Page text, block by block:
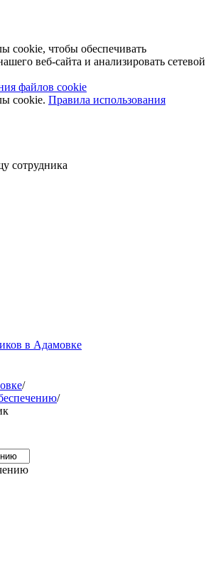
cookie, чтобы обеспечивать
веб-сайта и анализировать сетевой
файлов cookie
cookie. Правила использования
сотрудника
в Адамовке
/
/